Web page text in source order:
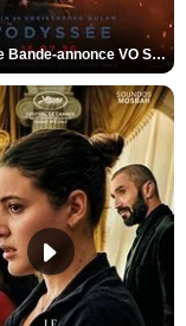
L'Odyssée Bande-annonce VO STFR